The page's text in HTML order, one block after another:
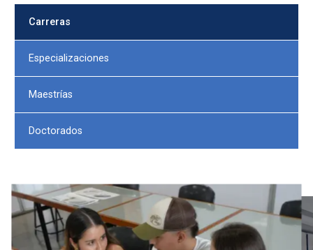
Carreras
Especializaciones
Maestrías
Doctorados